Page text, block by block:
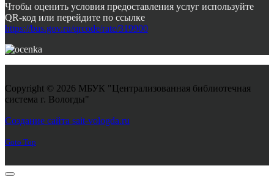
Чтобы оценить условия предоставления услуг используйте
QR-код или перейдите по ссылке
https://bus.gov.ru/qrcode/rate/319900
Copyright © 2026 МБУК "Централизованная библиотечная
система г. Вологды"
Создание сайта sait-vologda.ru
Goto Top